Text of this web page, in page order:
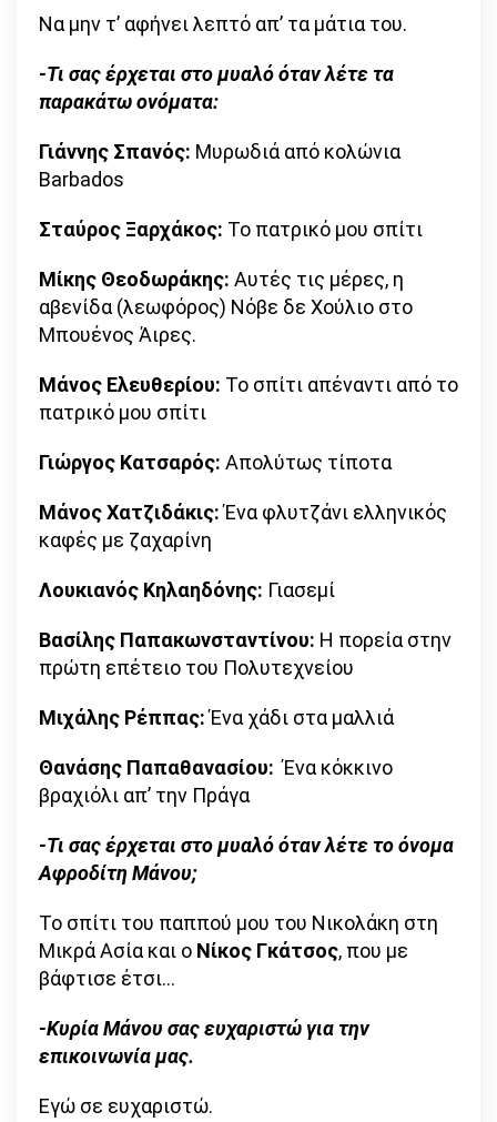
Να μην τ’ αφήνει λεπτό απ’ τα μάτια του.
-Τι σας έρχεται στο μυαλό όταν λέτε τα
παρακάτω ονόματα:
Γιάννης Σπανός: Mυρωδιά από κολώνια
Barbados
Σταύρος Ξαρχάκος: Το πατρικό μου σπίτι
Μίκης Θεοδωράκης: Αυτές τις μέρες, η
αβενίδα (λεωφόρος) Νόβε δε Χούλιο στο
Μπουένος Άιρες.
Μάνος Ελευθερίου: Το σπίτι απέναντι από το
πατρικό μου σπίτι
Γιώργος Κατσαρός: Απολύτως τίποτα
Μάνος Χατζιδάκις:Ένα φλυτζάνι ελληνικός
καφές με ζαχαρίνη
Λουκιανός Κηλαηδόνης: Γιασεμί
Βασίλης Παπακωνσταντίνου: Η πορεία στην
πρώτη επέτειο του Πολυτεχνείου
Μιχάλης Ρέππας:Ένα χάδι στα μαλλιά
Θανάσης Παπαθανασίου: Ένα κόκκινο
βραχιόλι απ’ την Πράγα
-Τι σας έρχεται στο μυαλό όταν λέτε το όνομα
Αφροδίτη Μάνου;
Το σπίτι του παππού μου του Νικολάκη στη
Μικρά Ασία και ο Νίκος Γκάτσος, που με
βάφτισε έτσι…
-Κυρία Μάνου σας ευχαριστώ για την
επικοινωνία μας.
Εγώ σε ευχαριστώ.